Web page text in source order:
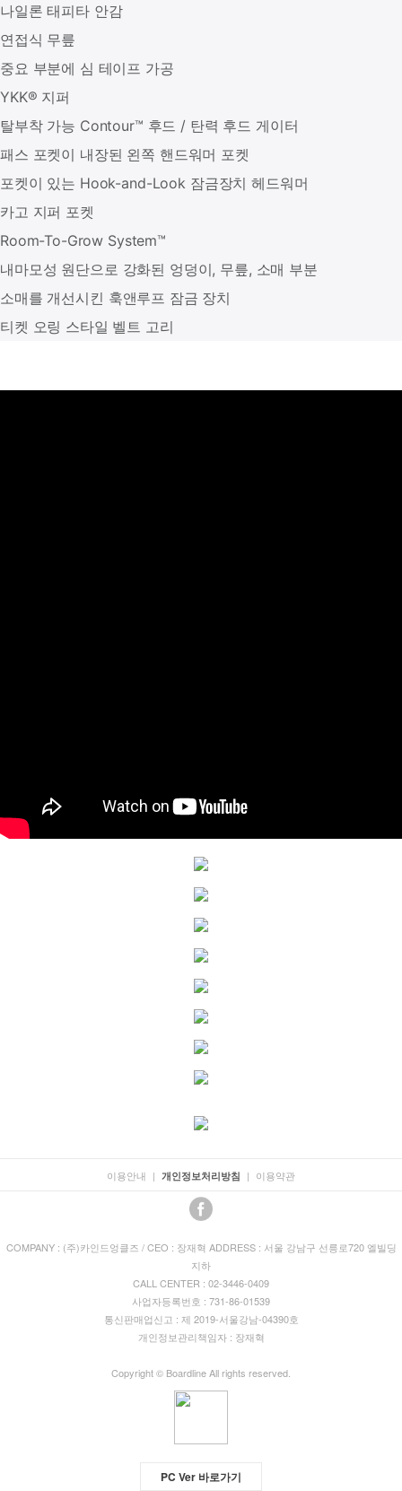
나일론 태피타 안감
연접식 무릎
중요 부분에 심 테이프 가공
YKK® 지퍼
탈부착 가능 Contour™ 후드 / 탄력 후드 게이터
패스 포켓이 내장된 왼쪽 핸드워머 포켓
포켓이 있는 Hook-and-Look 잠금장치 헤드워머
카고 지퍼 포켓
Room-To-Grow System™
내마모성 원단으로 강화된 엉덩이, 무릎, 소매 부분
소매를 개선시킨 훅앤루프 잠금 장치
티켓 오링 스타일 벨트 고리
이용안내 | 개인정보처리방침 | 이용약관
COMPANY : (주)카인드엉클즈 / CEO : 장재혁 ADDRESS : 서울 강남구 선릉로720 엘빌딩
지하
CALL CENTER : 02-3446-0409
사업자등록번호 : 731-86-01539
통신판매업신고 : 제 2019-서울강남-04390호
개인정보관리책임자 : 장재혁
Copyright © Boardline All rights reserved.
PC Ver 바로가기